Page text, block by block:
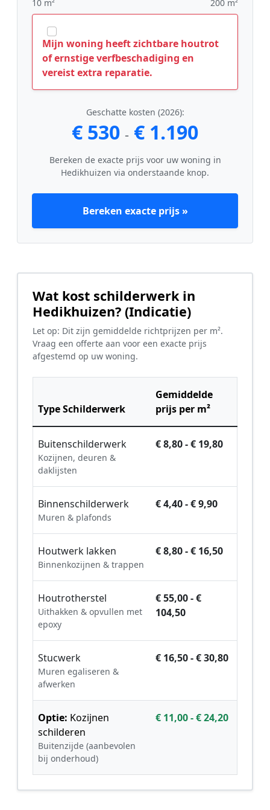
10 m² 200 m²
Mijn woning heeft zichtbare houtrot
of ernstige verfbeschadiging en
vereist extra reparatie.
Geschatte kosten (2026):
€ 530 - € 1.190
Bereken de exacte prijs voor uw woning in
Hedikhuizen via onderstaande knop.
Bereken exacte prijs »
Wat kost schilderwerk in
Hedikhuizen? (Indicatie)
Let op: Dit zijn gemiddelde richtprijzen per m².
Vraag een offerte aan voor een exacte prijs
afgestemd op uw woning.
Type Schilderwerk
Gemiddelde
prijs per m²
Buitenschilderwerk
Kozijnen, deuren &
daklijsten
€ 8,80 - € 19,80
Binnenschilderwerk
Muren & plafonds
€ 4,40 - € 9,90
Houtwerk lakken
Binnenkozijnen & trappen
€ 8,80 - € 16,50
Houtrotherstel
Uithakken & opvullen met
epoxy
€ 55,00 - €
104,50
Stucwerk
Muren egaliseren &
afwerken
€ 16,50 - € 30,80
Optie: Kozijnen
schilderen
Buitenzijde (aanbevolen
bij onderhoud)
€ 11,00 - € 24,20